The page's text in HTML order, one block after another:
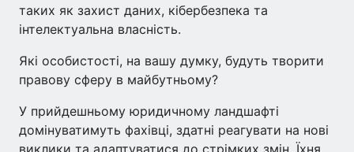
таких як захист даних, кібербезпека та
інтелектуальна власність.
Які особистості, на вашу думку, будуть творити
правову сферу в майбутньому?
У прийдешньому юридичному ландшафті
домінуватимуть фахівці, здатні реагувати на нові
виклики та адаптуватися до стрімких змін. Їхня